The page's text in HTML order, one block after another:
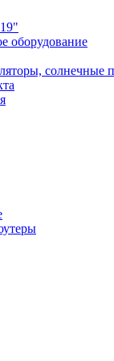
оборудование
солнечные